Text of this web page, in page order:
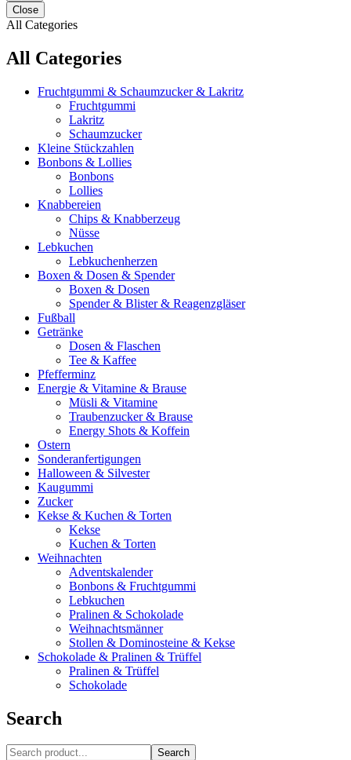
Close
All Categories
All Categories
Fruchtgummi & Schaumzucker & Lakritz
Fruchtgummi
Lakritz
Schaumzucker
Kleine Stückzahlen
Bonbons & Lollies
Bonbons
Lollies
Knabbereien
Chips & Knabberzeug
Nüsse
Lebkuchen
Lebkuchenherzen
Boxen & Dosen & Spender
Boxen & Dosen
Spender & Blister & Reagenzgläser
Fußball
Getränke
Dosen & Flaschen
Tee & Kaffee
Pfefferminz
Energie & Vitamine & Brause
Müsli & Vitamine
Traubenzucker & Brause
Energy Shots & Koffein
Ostern
Sonderanfertigungen
Halloween & Silvester
Kaugummi
Zucker
Kekse & Kuchen & Torten
Kekse
Kuchen & Torten
Weihnachten
Adventskalender
Bonbons & Fruchtgummi
Lebkuchen
Pralinen & Schokolade
Weihnachtsmänner
Stollen & Dominosteine & Kekse
Schokolade & Pralinen & Trüffel
Pralinen & Trüffel
Schokolade
Search
Search